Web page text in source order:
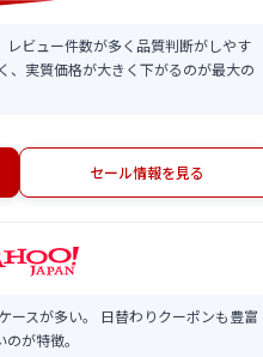
ビュー件数が多く品質判断がしやす
、実質価格が大きく下がるのが最大の
セール情報を見る
ースが多い。 日替わりクーポンも豊富
が特徴。